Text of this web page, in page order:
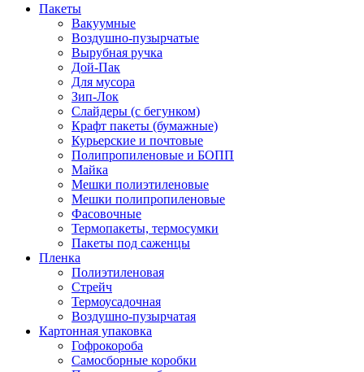
Пакеты
Вакуумные
Воздушно-пузырчатые
Вырубная ручка
Дой-Пак
Для мусора
Зип-Лок
Слайдеры (с бегунком)
Крафт пакеты (бумажные)
Курьерские и почтовые
Полипропиленовые и БОПП
Майка
Мешки полиэтиленовые
Мешки полипропиленовые
Фасовочные
Термопакеты, термосумки
Пакеты под саженцы
Пленка
Полиэтиленовая
Стрейч
Термоусадочная
Воздушно-пузырчатая
Картонная упаковка
Гофрокороба
Самосборные коробки